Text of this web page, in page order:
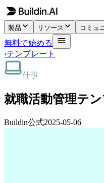
製品 リソース コミュ
無料で始める
‹テンプレート
仕事
就職活動管理テ
Buildin公式2025-05-06